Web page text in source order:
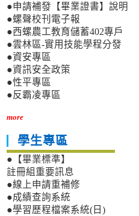
●申請補發【畢業證書】說明
●螺聲校刊電子報
●西螺農工教育儲蓄402專戶
●雲林區-實用技能學程分發
●資安專區
●資訊安全政策
●性平專區
●反霸凌專區
more
學生專區
●【畢業標準】
註冊組重要訊息
●線上申請重補修
●成績查詢系統
●學習歷程檔案系統(日)